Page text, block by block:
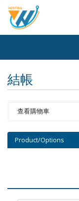
結帳
Product/Options